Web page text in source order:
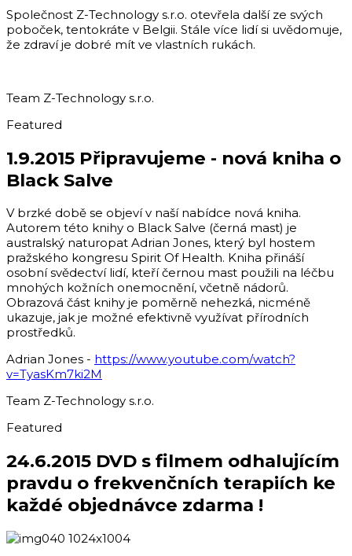
Společnost Z-Technology s.r.o. otevřela další ze svých
poboček, tentokráte v Belgii. Stále více lidí si uvědomuje,
že zdraví je dobré mít ve vlastních rukách.
Team Z-Technology s.r.o.
Featured
1.9.2015 Připravujeme - nová kniha o
Black Salve
V brzké době se objeví v naší nabídce nová kniha.
Autorem této knihy o Black Salve (černá mast) je
australský naturopat Adrian Jones, který byl hostem
pražského kongresu Spirit Of Health. Kniha přináší
osobní svědectví lidí, kteří černou mast použili na léčbu
mnohých kožních onemocnění, včetně nádorů.
Obrazová část knihy je poměrně nehezká, nicméně
ukazuje, jak je možné efektivně využívat přírodních
prostředků.
Adrian Jones - https://www.youtube.com/watch?
v=TyasKm7ki2M
Team Z-Technology s.r.o.
Featured
24.6.2015 DVD s filmem odhalujícím
pravdu o frekvenčních terapiích ke
každé objednávce zdarma !